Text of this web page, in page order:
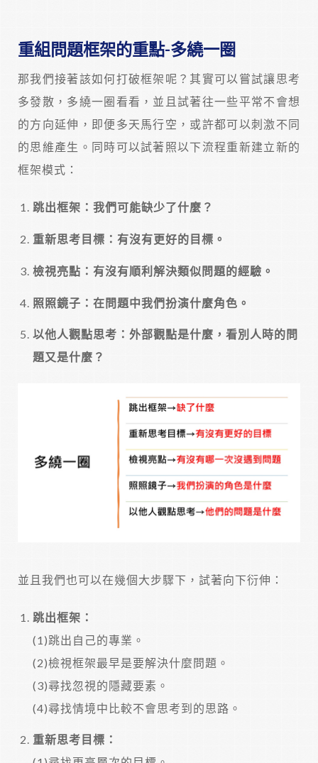
重組問題框架的重點-多繞一圈
那我們接著該如何打破框架呢？其實可以嘗試讓思考
多發散，多繞一圈看看，並且試著往一些平常不會想
的方向延伸，即便多天馬行空，或許都可以刺激不同
的思維產生。同時可以試著照以下流程重新建立新的
框架模式：
跳出框架：我們可能缺少了什麼？
重新思考目標：有沒有更好的目標。
檢視亮點：有沒有順利解決類似問題的經驗。
照照鏡子：在問題中我們扮演什麼角色。
以他人觀點思考：外部觀點是什麼，看別人時的問
題又是什麼？
並且我們也可以在幾個大步驟下，試著向下衍伸：
跳出框架：
(1)跳出自己的專業。
(2)檢視框架最早是要解決什麼問題。
(3)尋找忽視的隱藏要素。
(4)尋找情境中比較不會思考到的思路。
重新思考目標：